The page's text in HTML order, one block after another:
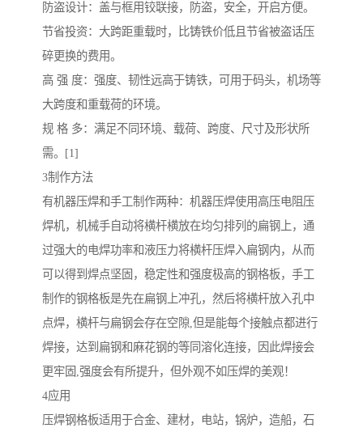
防盗设计：盖与框用铰联接，防盗，安全，开启方便。
节省投资：大跨距重载时，比铸铁价低且节省被盗话压
碎更换的费用。
高 强 度：强度、韧性远高于铸铁，可用于码头，机场等
大跨度和重载荷的环境。
规 格 多：满足不同环境、载荷、跨度、尺寸及形状所
需。[1]
3制作方法
有机器压焊和手工制作两种：机器压焊使用高压电阻压
焊机，机械手自动将横杆横放在均匀排列的扁钢上，通
过强大的电焊功率和液压力将横杆压焊入扁钢内，从而
可以得到焊点坚固，稳定性和强度极高的钢格板，手工
制作的钢格板是先在扁钢上冲孔，然后将横杆放入孔中
点焊，横杆与扁钢会存在空隙,但是能每个接触点都进行
焊接，达到扁钢和麻花钢的等同溶化连接，因此焊接会
更牢固,强度会有所提升，但外观不如压焊的美观！
4应用
压焊钢格板适用于合金、建材，电站，锅炉，造船，石